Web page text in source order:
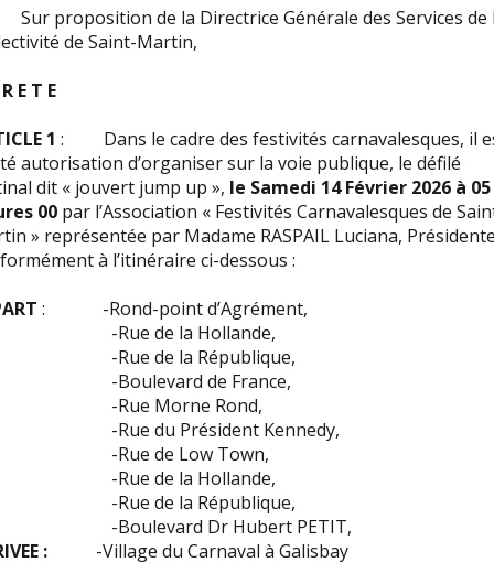
proposition de la Directrice Générale des Services de
de Saint-Martin,
E T E
1 : Dans le cadre des festivités carnavalesques, il
autorisation d’organiser sur la voie publique, le défilé
dit « jouvert jump up », le Samedi 14 Février 2026 à 05
00 par l’Association « Festivités Carnavalesques de
» représentée par Madame RASPAIL Luciana,
à l’itinéraire ci-dessous :
: -Rond-point d’Agrément,
de la Hollande,
de la République,
de France,
Morne Rond,
du Président Kennedy,
de Low Town,
de la Hollande,
de la République,
Dr Hubert PETIT,
: -Village du Carnaval à Galisbay